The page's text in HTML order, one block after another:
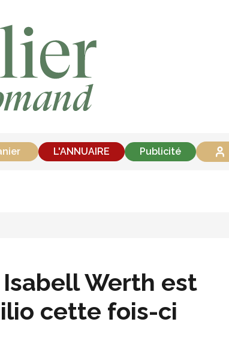
L'ANNUAIRE Publicité
Werth est
cette fois-ci